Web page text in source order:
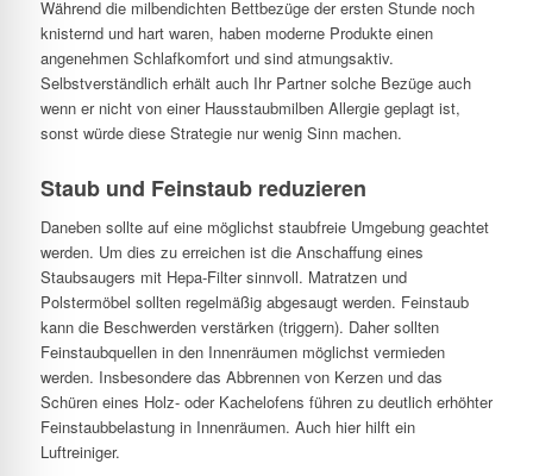
Während die milbendichten Bettbezüge der ersten Stunde noch
knisternd und hart waren, haben moderne Produkte einen
angenehmen Schlafkomfort und sind atmungsaktiv.
Selbstverständlich erhält auch Ihr Partner solche Bezüge auch
wenn er nicht von einer Hausstaubmilben Allergie geplagt ist,
sonst würde diese Strategie nur wenig Sinn machen.
Staub und Feinstaub reduzieren
Daneben sollte auf eine möglichst staubfreie Umgebung geachtet
werden. Um dies zu erreichen ist die Anschaffung eines
Staubsaugers mit Hepa-Filter sinnvoll. Matratzen und
Polstermöbel sollten regelmäßig abgesaugt werden. Feinstaub
kann die Beschwerden verstärken (triggern). Daher sollten
Feinstaubquellen in den Innenräumen möglichst vermieden
werden. Insbesondere das Abbrennen von Kerzen und das
Schüren eines Holz- oder Kachelofens führen zu deutlich erhöhter
Feinstaubbelastung in Innenräumen. Auch hier hilft ein
Luftreiniger.